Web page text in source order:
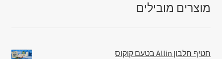
מוצרים מובילים
חטיף חלבון Allin בטעם קוקוס